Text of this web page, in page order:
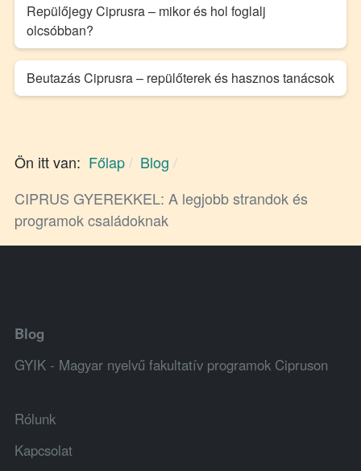
Repülőjegy Ciprusra – mikor és hol foglalj
olcsóbban?
Beutazás Ciprusra – repülőterek és hasznos tanácsok
Ön itt van: Főlap
Blog
CIPRUS GYEREKKEL: A legjobb strandok és
programok családoknak
Blog
GYIK - Magyar nyelvű fakultatív programok Cipruson
Rólunk
Kapcsolat